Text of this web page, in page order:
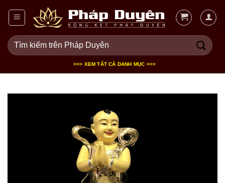
dung
Tìm
kiếm:
>>> XEM TẤT CẢ DANH MỤC <<<